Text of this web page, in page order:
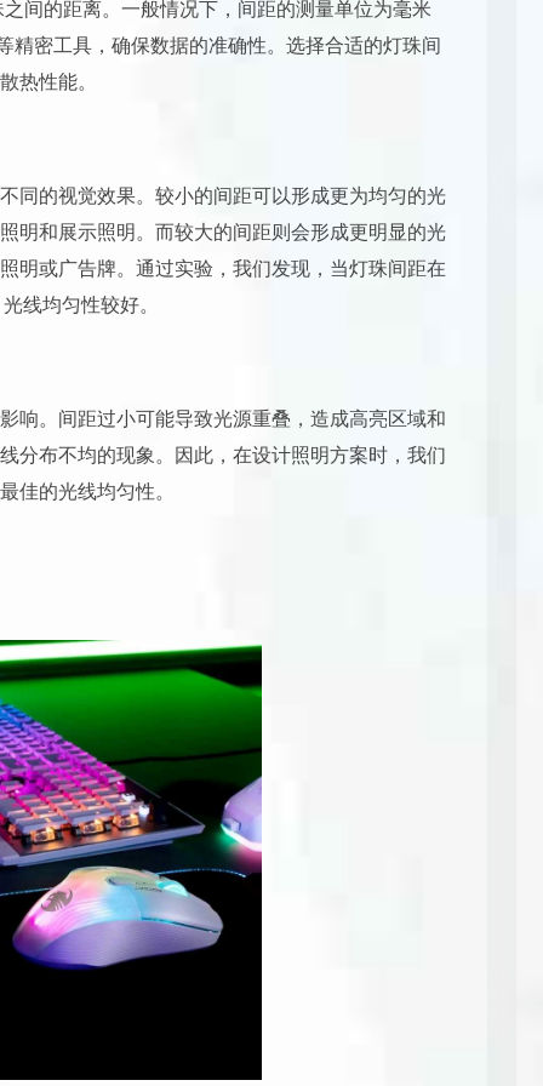
间的距离。一般情况下，间距的测量单位为毫米
密工具，确保数据的准确性。选择合适的灯珠间
热性能。
同的视觉效果。较小的间距可以形成更为均匀的光
明和展示照明。而较大的间距则会形成更明显的光
明或广告牌。通过实验，我们发现，当灯珠间距在
线均匀性较好。
响。间距过小可能导致光源重叠，造成高亮区域和
分布不均的现象。因此，在设计照明方案时，我们
佳的光线均匀性。